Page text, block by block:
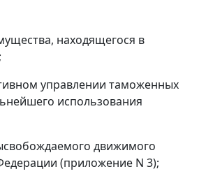
находящегося в
управлении таможенных
использования
движимого
(приложение N 3);